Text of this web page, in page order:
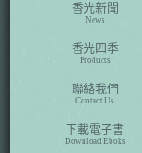
香光新聞
News
香光四季
Products
聯絡我們
Contact Us
下載電子書
Download Eboks